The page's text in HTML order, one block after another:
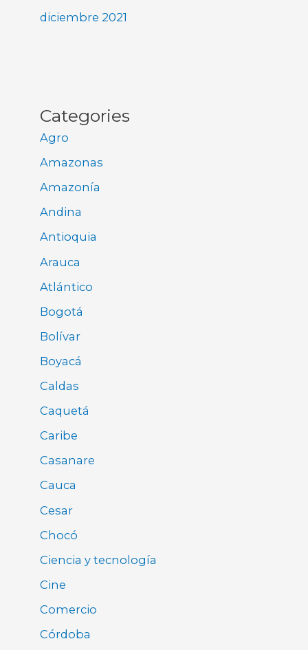
diciembre 2021
Categories
Agro
Amazonas
Amazonía
Andina
Antioquia
Arauca
Atlántico
Bogotá
Bolívar
Boyacá
Caldas
Caquetá
Caribe
Casanare
Cauca
Cesar
Chocó
Ciencia y tecnología
Cine
Comercio
Córdoba